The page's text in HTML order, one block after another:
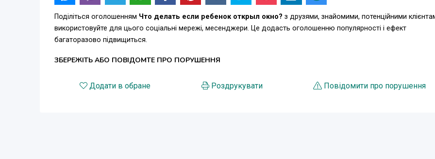
Поділіться оголошенням Что делать если ребенок открыл окно? з друзями, знайомими, потенційними
використовуйте для цього соціальні мережі, месенджери. Це додасть оголошенню популярності і ефект
багаторазово підвищиться.
ЗБЕРЕЖІТЬ АБО ПОВІДОМТЕ ПРО ПОРУШЕННЯ
Додати в обране Роздрукувати Повідомити про порушення